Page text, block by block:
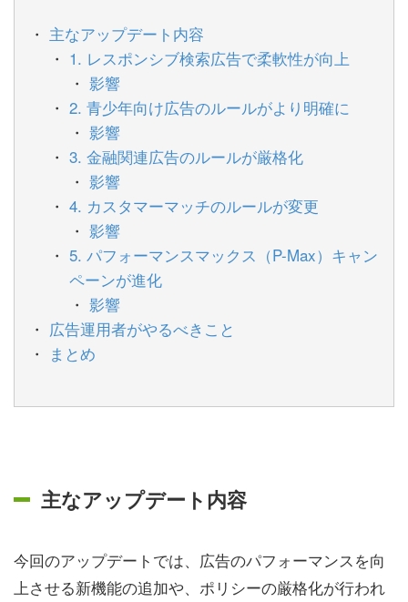
主なアップデート内容
1. レスポンシブ検索広告で柔軟性が向上
影響
2. 青少年向け広告のルールがより明確に
影響
3. 金融関連広告のルールが厳格化
影響
4. カスタマーマッチのルールが変更
影響
5. パフォーマンスマックス（P-Max）キャン
ペーンが進化
影響
広告運用者がやるべきこと
まとめ
主なアップデート内容
今回のアップデートでは、広告のパフォーマンスを向
上させる新機能の追加や、ポリシーの厳格化が行われ